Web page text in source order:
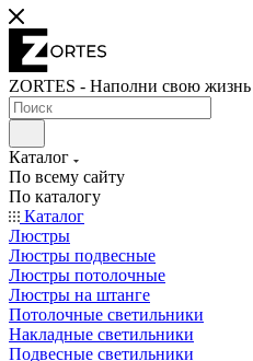
ZORTES - Наполни свою жизнь
Каталог
По всему сайту
По каталогу
Каталог
Люстры
Люстры подвесные
Люстры потолочные
Люстры на штанге
Потолочные светильники
Накладные светильники
Подвесные светильники